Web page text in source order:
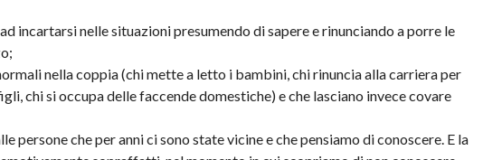
incartarsi nelle situazioni presumendo di sapere e rinunciando a porre le
nella coppia (chi mette a letto i bambini, chi rinuncia alla carriera per
chi si occupa delle faccende domestiche) e che lasciano invece covare
persone che per anni ci sono state vicine e che pensiamo di conoscere. E la